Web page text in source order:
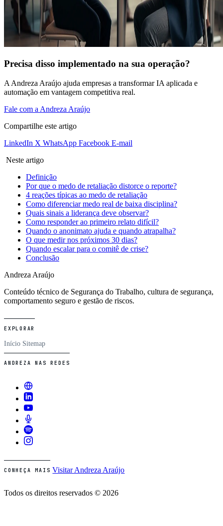
Precisa disso implementado na sua operação?
A Andreza Araújo ajuda empresas a transformar IA aplicada e
automação em vantagem competitiva real.
Fale com a Andreza Araújo
Compartilhe este artigo
LinkedIn X WhatsApp Facebook E-mail
Neste artigo
Definição
Por que o medo de retaliação distorce o reporte?
4 reações típicas ao medo de retaliação
Como diferenciar medo real de baixa disciplina?
Quais sinais a liderança deve observar?
Como responder ao primeiro relato difícil?
Quando o anonimato ajuda e quando atrapalha?
O que medir nos próximos 30 dias?
Quando escalar para o comitê de crise?
Conclusão
Andreza Araújo
Conteúdo técnico de Segurança do Trabalho, cultura de segurança,
comportamento seguro e gestão de riscos.
EXPLORAR
Início Sitemap
ANDREZA NAS REDES
CONHEÇA MAIS Visitar Andreza Araújo
Todos os direitos reservados © 2026